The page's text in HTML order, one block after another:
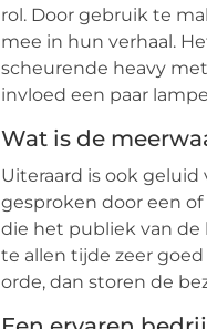
rol. Door gebruik te
mee in hun verhaal.
scheurende heavy
invloed een paar
Wat is de
Uiteraard is ook
gesproken door een
die het publiek van de
te allen tijde zeer
orde, dan storen de